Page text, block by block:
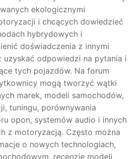
ekologicznymi
i chcących dowiedzieć
hybrydowych i
doświadczenia z innymi
uzyskać odpowiedzi na pytania i
tych pojazdów. Na forum
mogą tworzyć wątki
marek, modeli samochodów,
tuningu, porównywania
opon, systemów audio i innych
z motoryzacją. Często można
o nowych technologiach,
recenzje modeli